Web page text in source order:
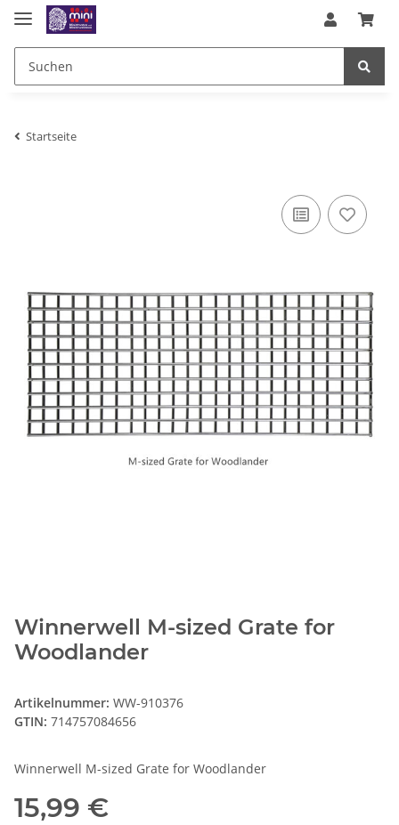
Startseite
Winnerwell M-sized Grate for
Woodlander
Artikelnummer: WW-910376
GTIN: 714757084656
Winnerwell M-sized Grate for Woodlander
15,99 €